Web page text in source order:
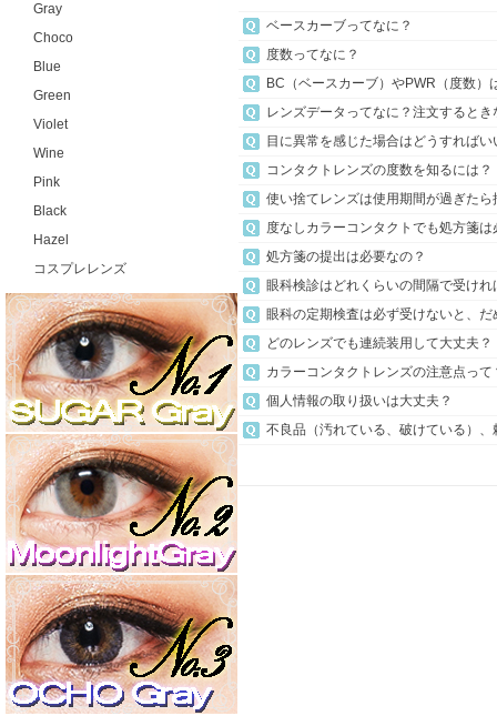
Gray
Choco
Blue
Green
Violet
Wine
Pink
Black
Hazel
コスプレレンズ
ベースカーブってなに？
度数ってなに？
BC（ベースカーブ）やPWR（度数）
レンズデータってなに？注文すると
目に異常を感じた場合はどうすればい
コンタクトレンズの度数を知るには？
使い捨てレンズは使用期間が過ぎた
度なしカラーコンタクトでも処方箋は
処方箋の提出は必要なの？
眼科検診はどれくらいの間隔で受けれ
眼科の定期検査は必ず受けないと、だ
どのレンズでも連続装用して大丈夫？
カラーコンタクトレンズの注意点って
個人情報の取り扱いは大丈夫？
不良品（汚れている、破けている）